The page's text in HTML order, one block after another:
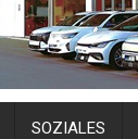
SOZIALES